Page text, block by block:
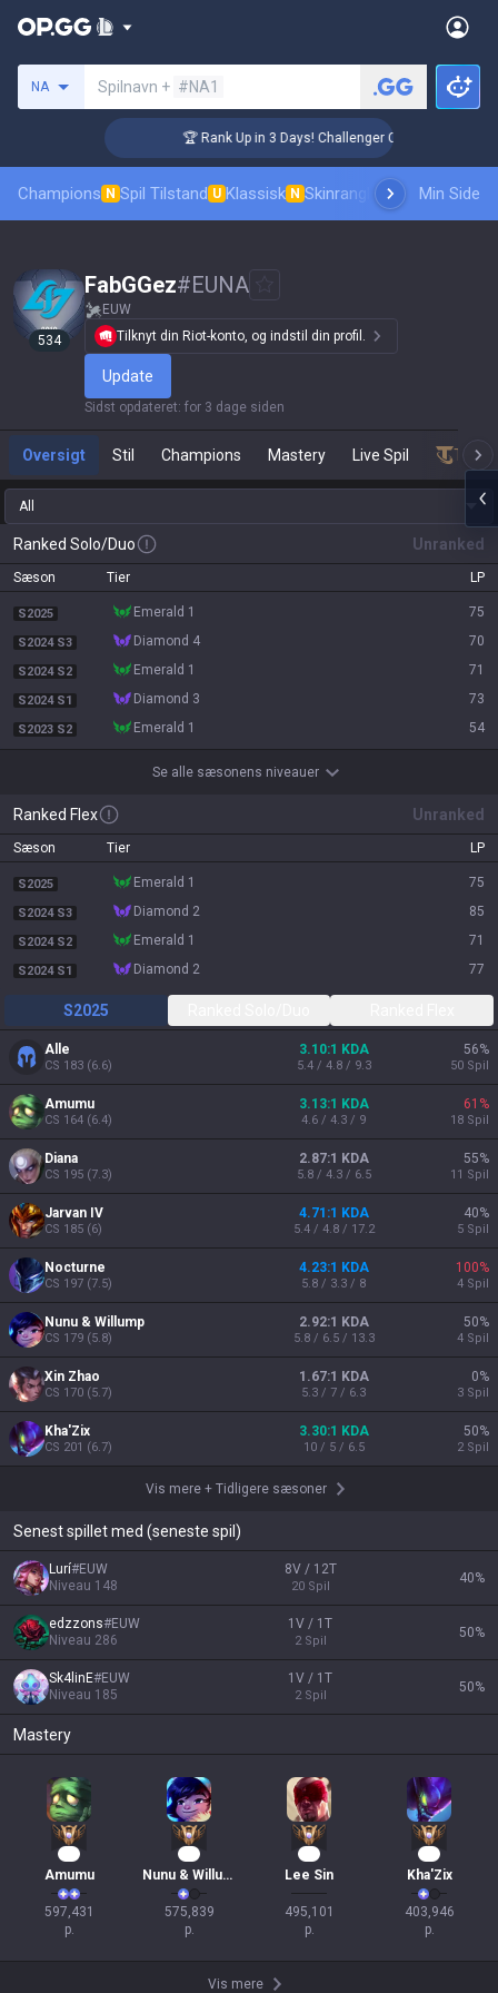
NA Spilnavn + #NA1
🏆 Rank Up in 3 Days! Challenger Coaching
Champions N Spil Tilstand U Klassisk N Skinrangliste RangPro
Min Side
534
FabGGez#EUNA
EUW
Tilknyt din Riot-konto, og indstil din profil.
Update
Sidst opdateret: for 3 dage siden
Oversigt Stil Champions Mastery Live Spil
All
Ranked Solo/Duo Unranked
Sæson Tier LP
S2025 emerald 1 75
S2024 S3 diamond 4 70
S2024 S2 emerald 1 71
S2024 S1 diamond 3 73
S2023 S2 emerald 1 54
Se alle sæsonens niveauer
Ranked Flex Unranked
Sæson Tier LP
S2025 emerald 1 75
S2024 S3 diamond 2 85
S2024 S2 emerald 1 71
S2024 S1 diamond 2 77
S2025
Alle
CS 183 (6.6)
3.10:1 KDA
5.4 / 4.8 / 9.3
56%
50 Spil
Amumu
CS 164 (6.4)
3.13:1 KDA
4.6 / 4.3 / 9
61 %
18 Spil
Diana
CS 195 (7.3)
2.87:1 KDA
5.8 / 4.3 / 6.5
55%
11 Spil
Jarvan IV
CS 185 (6)
4.71:1 KDA
5.4 / 4.8 / 17.2
40%
5 Spil
Nocturne
CS 197 (7.5)
4.23:1 KDA
5.8 / 3.3 / 8
100%
4 Spil
Nunu & Willump
CS 179 (5.8)
2.92:1 KDA
5.8 / 6.5 / 13.3
50%
4 Spil
Xin Zhao
CS 170 (5.7)
1.67:1 KDA
5.3 / 7 / 6.3
0%
3 Spil
Kha'Zix
CS 201 (6.7)
3.30:1 KDA
10 / 5 / 6.5
50%
2 Spil
Vis mere+ Tidligere sæsoner
Senest spillet med (seneste spil)
Lurí#EUW
Niveau 148
8V / 12T
20 Spil
40%
edzzons#EUW
Niveau 286
1V / 1T
2 Spil
50%
Sk4linE#EUW
Niveau 185
1V / 1T
2 Spil
50%
Mastery
Amumu
597,431
p.
Nunu & Willump
575,839
p.
Lee Sin
495,101
p.
Kha'Zix
403,946
p.
Vis mere